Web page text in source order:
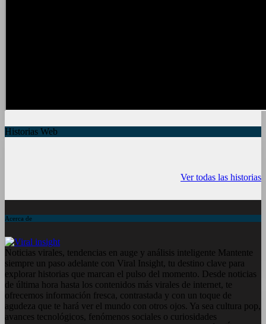
Historias Web
Ver todas las historias
ósea a partir de
los 50 años
vibrante y ¡más!
del iPhone
Acerca de
Noticias virales, tendencias en auge y análisis inteligente Mantente
siempre un paso adelante con Viral Insight, tu destino clave para
explorar historias que marcan el pulso del momento. Desde noticias
de última hora hasta los contenidos más virales de internet, te
ofrecemos información fresca, contrastada y con un toque de
agudeza que te hará ver el mundo con otros ojos. Ya sea cultura pop,
avances tecnológicos, fenómenos sociales o curiosidades